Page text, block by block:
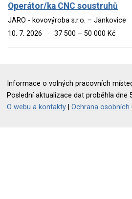
Operátor/ka CNC soustruhů
JARO - kovovýroba s.r.o. – Jankovice
10. 7. 2026
· 37 500 – 50 000 Kč
Informace o volných pracovních
Poslední aktualizace dat proběhla dne
O webu a kontakty |Ochrana osobních